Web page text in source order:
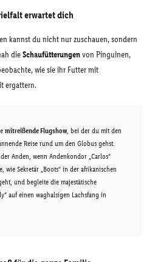
erwartet dich
kannst du nicht nur zuschauen, sondern
dieSchaufütterungenvon Pinguinen,
wie sie ihr Futter mit
ergattern.
mitreißende Flugshow, bei der du mit den
Reise rund um den Globus gehst.
Anden, wenn Andenkondor „Carlos“
wie Sekretär „Boots“ in der afrikanischen
und begleite die majestätische
auf einen waghalsigen Lachsfang in